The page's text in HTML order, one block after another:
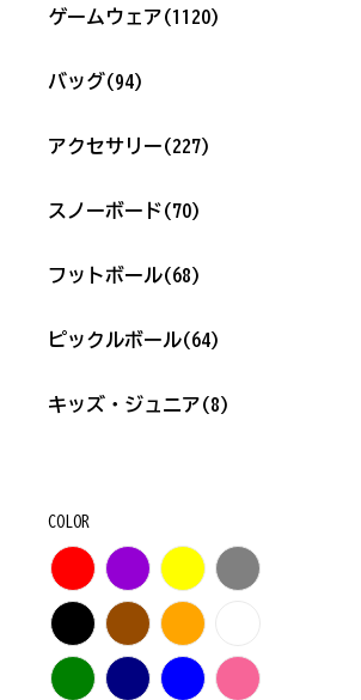
ゲームウェア(1120)
バッグ(94)
アクセサリー(227)
スノーボード(70)
フットボール(68)
ピックルボール(64)
キッズ・ジュニア(8)
COLOR